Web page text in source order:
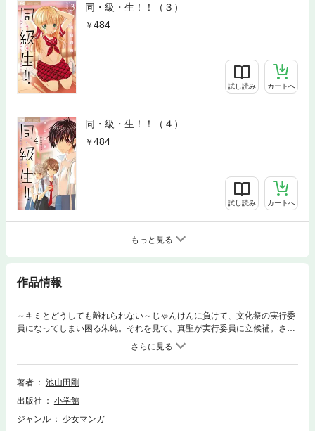
同・級・生！！（３）
484
試し読み カートへ
同・級・生！！（４）
484
試し読み カートへ
もっと見る
作品情報
～キミとどうしても離れられない～じゃんけんに負けて、文化祭の実行委
員になってしまい困る朱純。それを見て、真聖が実行委員に立候補。さら
に勇飛と声がそっくりで朱純にかまってくる皇子野という転校生も現れ
て…！？朱純は後夜祭の恋の伝説を勇飛と叶えることができるのか―？秘
めたる想いが波乱を巻き起こす第6巻！
著者
池山田剛
出版社
小学館
ジャンル
少女マンガ